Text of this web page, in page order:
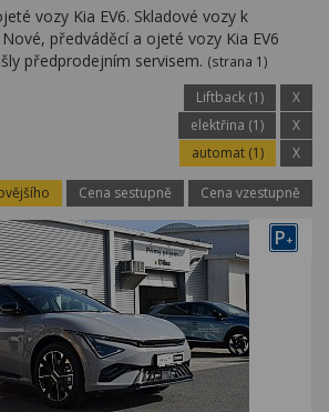
vozy Kia EV6. Skladové vozy k
předváděcí a ojeté vozy Kia EV6
předprodejním servisem. (strana 1)
Liftback (1)
X
elektřina (1)
X
automat (1)
X
Cena sestupně Cena vzestupně
P+